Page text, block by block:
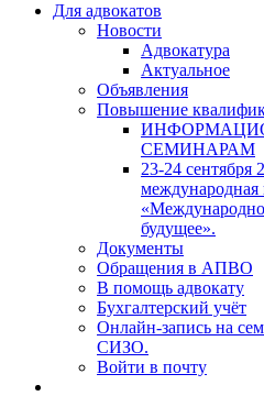
Для адвокатов
Новости
Адвокатура
Актуальное
Объявления
Повышение
СЕМИНАРАМ
23-24 сентября
международная
будущее».
Документы
Обращения в АПВО
В помощь адвокату
Бухгалтерский учёт
Онлайн-запись на
СИЗО.
Войти в почту